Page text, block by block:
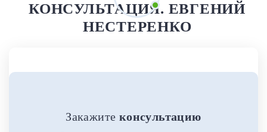
КОНСУЛЬТАЦИЯ. ЕВГЕНИЙ
НЕСТЕРЕНКО
Закажите консультацию